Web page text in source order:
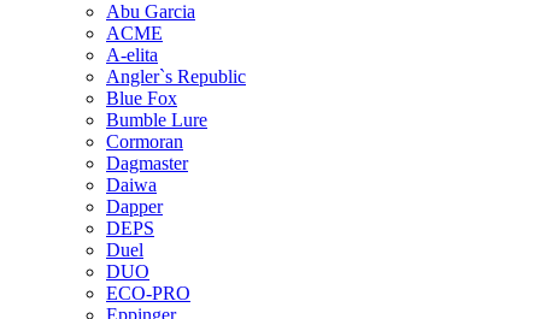
Abu Garcia
ACME
A-elita
Angler`s Republic
Blue Fox
Bumble Lure
Cormoran
Dagmaster
Daiwa
Dapper
DEPS
Duel
DUO
ECO-PRO